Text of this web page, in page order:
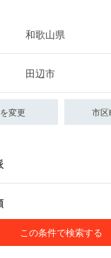
和歌山県
田辺市
変更 市区
この条件で検索する